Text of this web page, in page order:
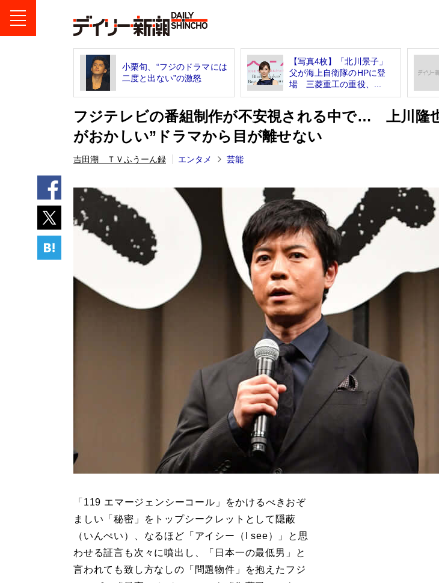
小栗旬、“フジのドラマには
二度と出ない”の激怒
【写真4枚】「北川景子」
父が海上自衛隊のHPに登
場 三菱重工の重役、...
フジテレビの番組制作が不安視される中で… 上川隆
がおかしい”ドラマから目が離せない
吉田潮 ＴＶふうーん録 エンタメ 芸能
「119 エマージェンシーコール」をかけるべきおぞ
ましい「秘密」をトップシークレットとして隠蔽
（いんぺい）、なるほど「アイシー（I see）」と思
わせる証言も次々に噴出し、「日本一の最低男」と
言われても致し方なしの「問題物件」を抱えたフジ